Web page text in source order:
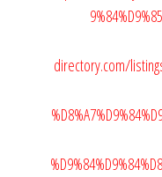
directory.com/